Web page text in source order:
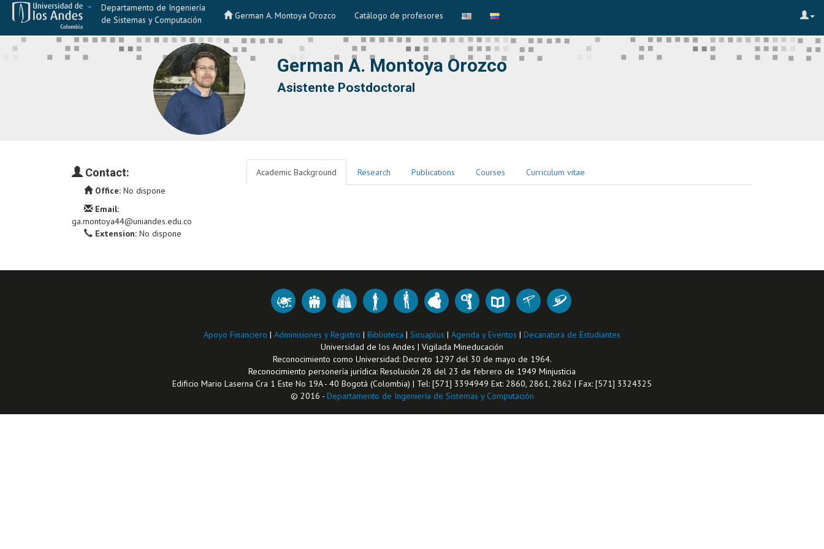
Departamento de Ingeniería
de Sistemas y Computación
German A. Montoya Orozco Catálogo de profesores
German A. Montoya Orozco
Asistente Postdoctoral
Contact:
Office: No dispone
Email:
ga.montoya44@uniandes.edu.co
Extension: No dispone
Academic Background Research Publications Courses Curriculum vitae
Apoyo Financiero | Adminisiones y Registro | Biblioteca | Sicuaplus | Agenda y Eventos | Decanatura de Estudiantes
Universidad de los Andes | Vigilada Mineducación
Reconocimiento como Universidad: Decreto 1297 del 30 de mayo de 1964.
Reconocimiento personería jurídica: Resolución 28 del 23 de febrero de 1949 Minjusticia
Edificio Mario Laserna Cra 1 Este No 19A - 40 Bogotá (Colombia) | Tel: [571] 3394949 Ext: 2860, 2861, 2862 | Fax: [571] 3324325
© 2016 - Departamento de Ingeniería de Sistemas y Computación